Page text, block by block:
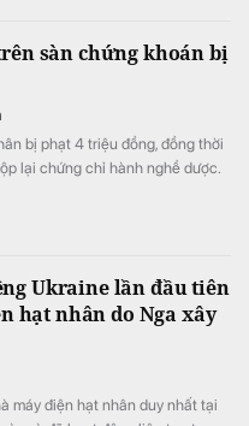
sàn chứng khoán bị
bị phạt 4 triệu đồng, đồng thời
lại chứng chỉ hành nghề dược.
Ukraine lần đầu tiên
hạt nhân do Nga xây
máy điện hạt nhân duy nhất tại